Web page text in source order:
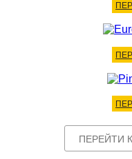
ПЕРЕЙТИ